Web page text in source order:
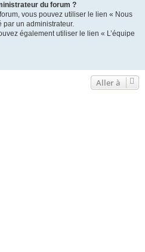
du forum ?
vous pouvez utiliser le lien « Nous
par un administrateur.
également utiliser le lien « L’équipe
Aller à